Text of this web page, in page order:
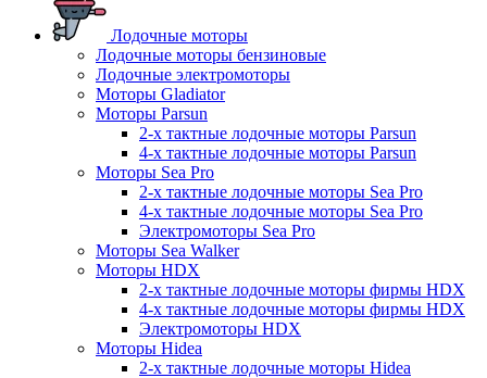
Лодочные моторы
Лодочные моторы бензиновые
Лодочные электромоторы
Моторы Gladiator
Моторы Parsun
2-х тактные лодочные моторы Parsun
4-х тактные лодочные моторы Parsun
Моторы Sea Pro
2-х тактные лодочные моторы Sea Pro
4-х тактные лодочные моторы Sea Pro
Электромоторы Sea Pro
Моторы Sea Walker
Моторы HDX
2-х тактные лодочные моторы фирмы HDX
4-х тактные лодочные моторы фирмы HDX
Электромоторы HDX
Моторы Hidea
2-х тактные лодочные моторы Hidea